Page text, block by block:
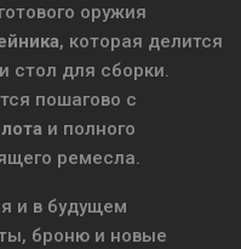
оружия
, которая делится
стол для сборки.
пошагово с
и полного
ремесла.
и в будущем
броню и новые